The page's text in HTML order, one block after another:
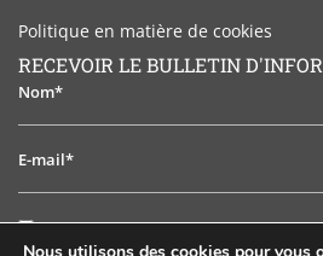
Politique en matière de cookies
RECEVOIR LE BULLETIN
Nom*
E-
J'ai
lu
J'ai lu et j'accepte l'avis juridique